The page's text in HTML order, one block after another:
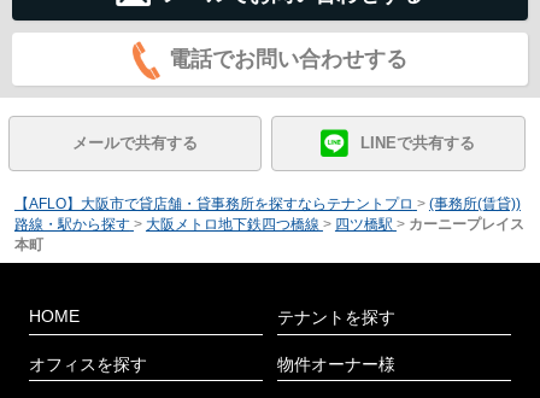
電話でお問い合わせする
メールで共有する LINEで共有する
【AFLO】大阪市で貸店舗・貸事務所を探すならテナントプロ > (事務所(賃貸))
路線・駅から探す > 大阪メトロ地下鉄四つ橋線 > 四ツ橋駅 > カーニープレイス
本町
HOME
オフィスを探す
テナントを探す
物件オーナー様